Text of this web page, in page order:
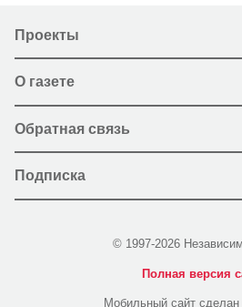
Проекты
О газете
Обратная связь
Подписка
© 1997-2026
Полная версия
Мобильный сайт